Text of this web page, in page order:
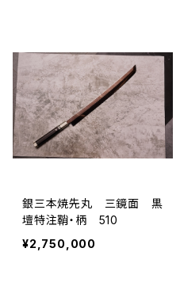
銀三本焼先丸 三鏡面 黒
壇特注鞘・柄 510
¥2,750,000